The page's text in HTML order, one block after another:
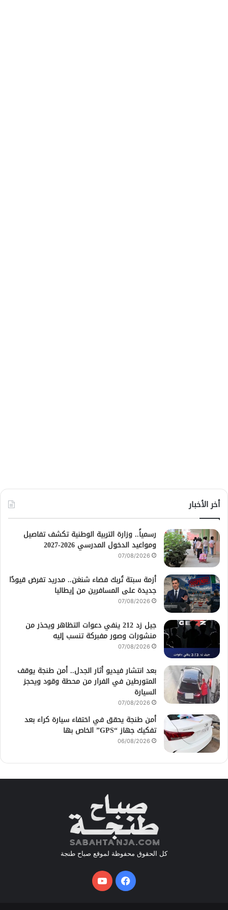
أخر الأخبار
رسمياً.. وزارة التربية الوطنية تكشف تفاصيل
ومواعيد الدخول المدرسي 2026-2027
07/08/2026
أزمة سبتة تُربك فضاء شنغن.. مدريد تفرض قيودًا
جديدة على المسافرين من إيطاليا
07/08/2026
جيل زد 212 ينفي دعوات التظاهر ويحذر من
منشورات وصور مفبركة تنسب إليه
07/08/2026
بعد انتشار فيديو أثار الجدل.. أمن طنجة يوقف
المتورطين في الفرار من محطة وقود ويحجز
السيارة
07/08/2026
أمن طنجة يحقق في اختفاء سيارة كراء بعد
تفكيك جهاز “GPS” الخاص بها
06/08/2026
كل الحقوق محفوظة لموقع صباح طنجة
فيسبوكيوتيوب